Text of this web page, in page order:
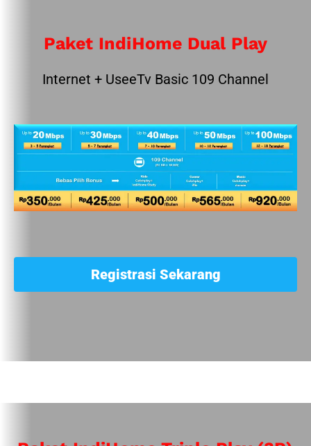
Paket IndiHome Dual Play
Internet + UseeTv Basic 109 Channel
Registrasi Sekarang